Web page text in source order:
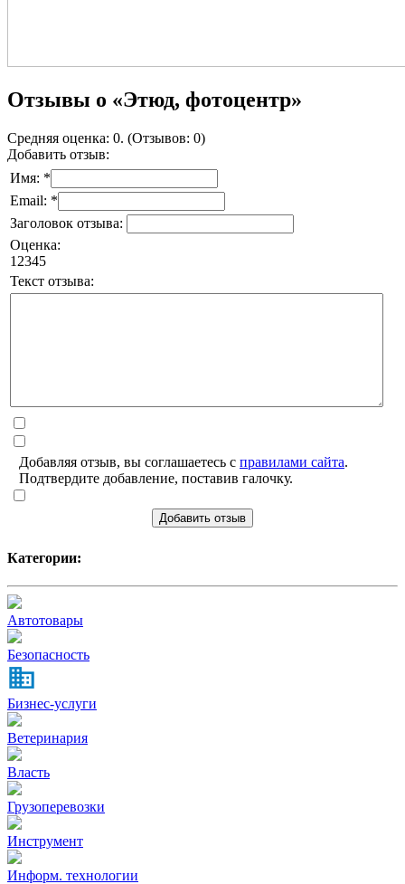
Отзывы о «Этюд, фотоцентр»
Средняя оценка: 0. (Отзывов: 0)
Добавить отзыв:
Имя: *
Email: *
Заголовок отзыва:
Оценка:
1 2345
Текст отзыва:
Добавляя отзыв, вы соглашаетесь с правилами сайта.
Подтвердите добавление, поставив галочку.
Добавить отзыв
Категории:
Автотовары
Безопасность
Бизнес-услуги
Ветеринария
Власть
Грузоперевозки
Инструмент
Информ. технологии